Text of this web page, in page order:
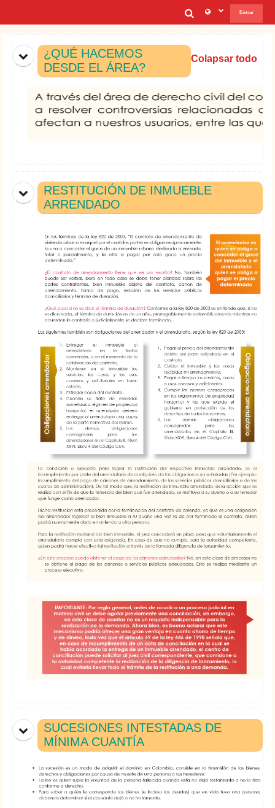
Selector de
Entrar
Diagrama de temas
¿QUÉ HACEMOS
DESDE EL ÁREA?
Colapsar todo
RESTITUCIÓN DE INMUEBLE
ARRENDADO
SUCESIONES INTESTADAS DE
MÍNIMA CUANTÍA